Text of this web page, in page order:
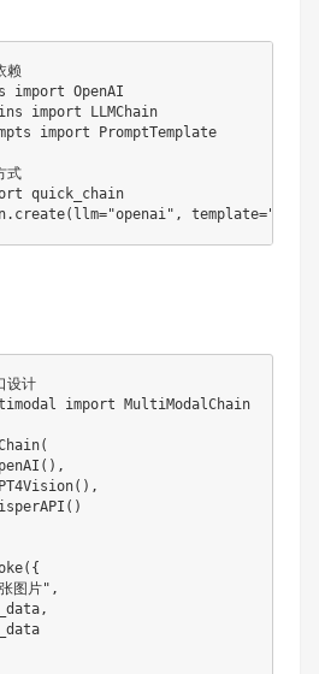
赖
import
import
import PromptTemplate
式
quick_chain
. create( llm="openai" , template="..."
设计
import MultiModalChain
(
( ) ,
( ) ,
( )
( {
图片" ,
,